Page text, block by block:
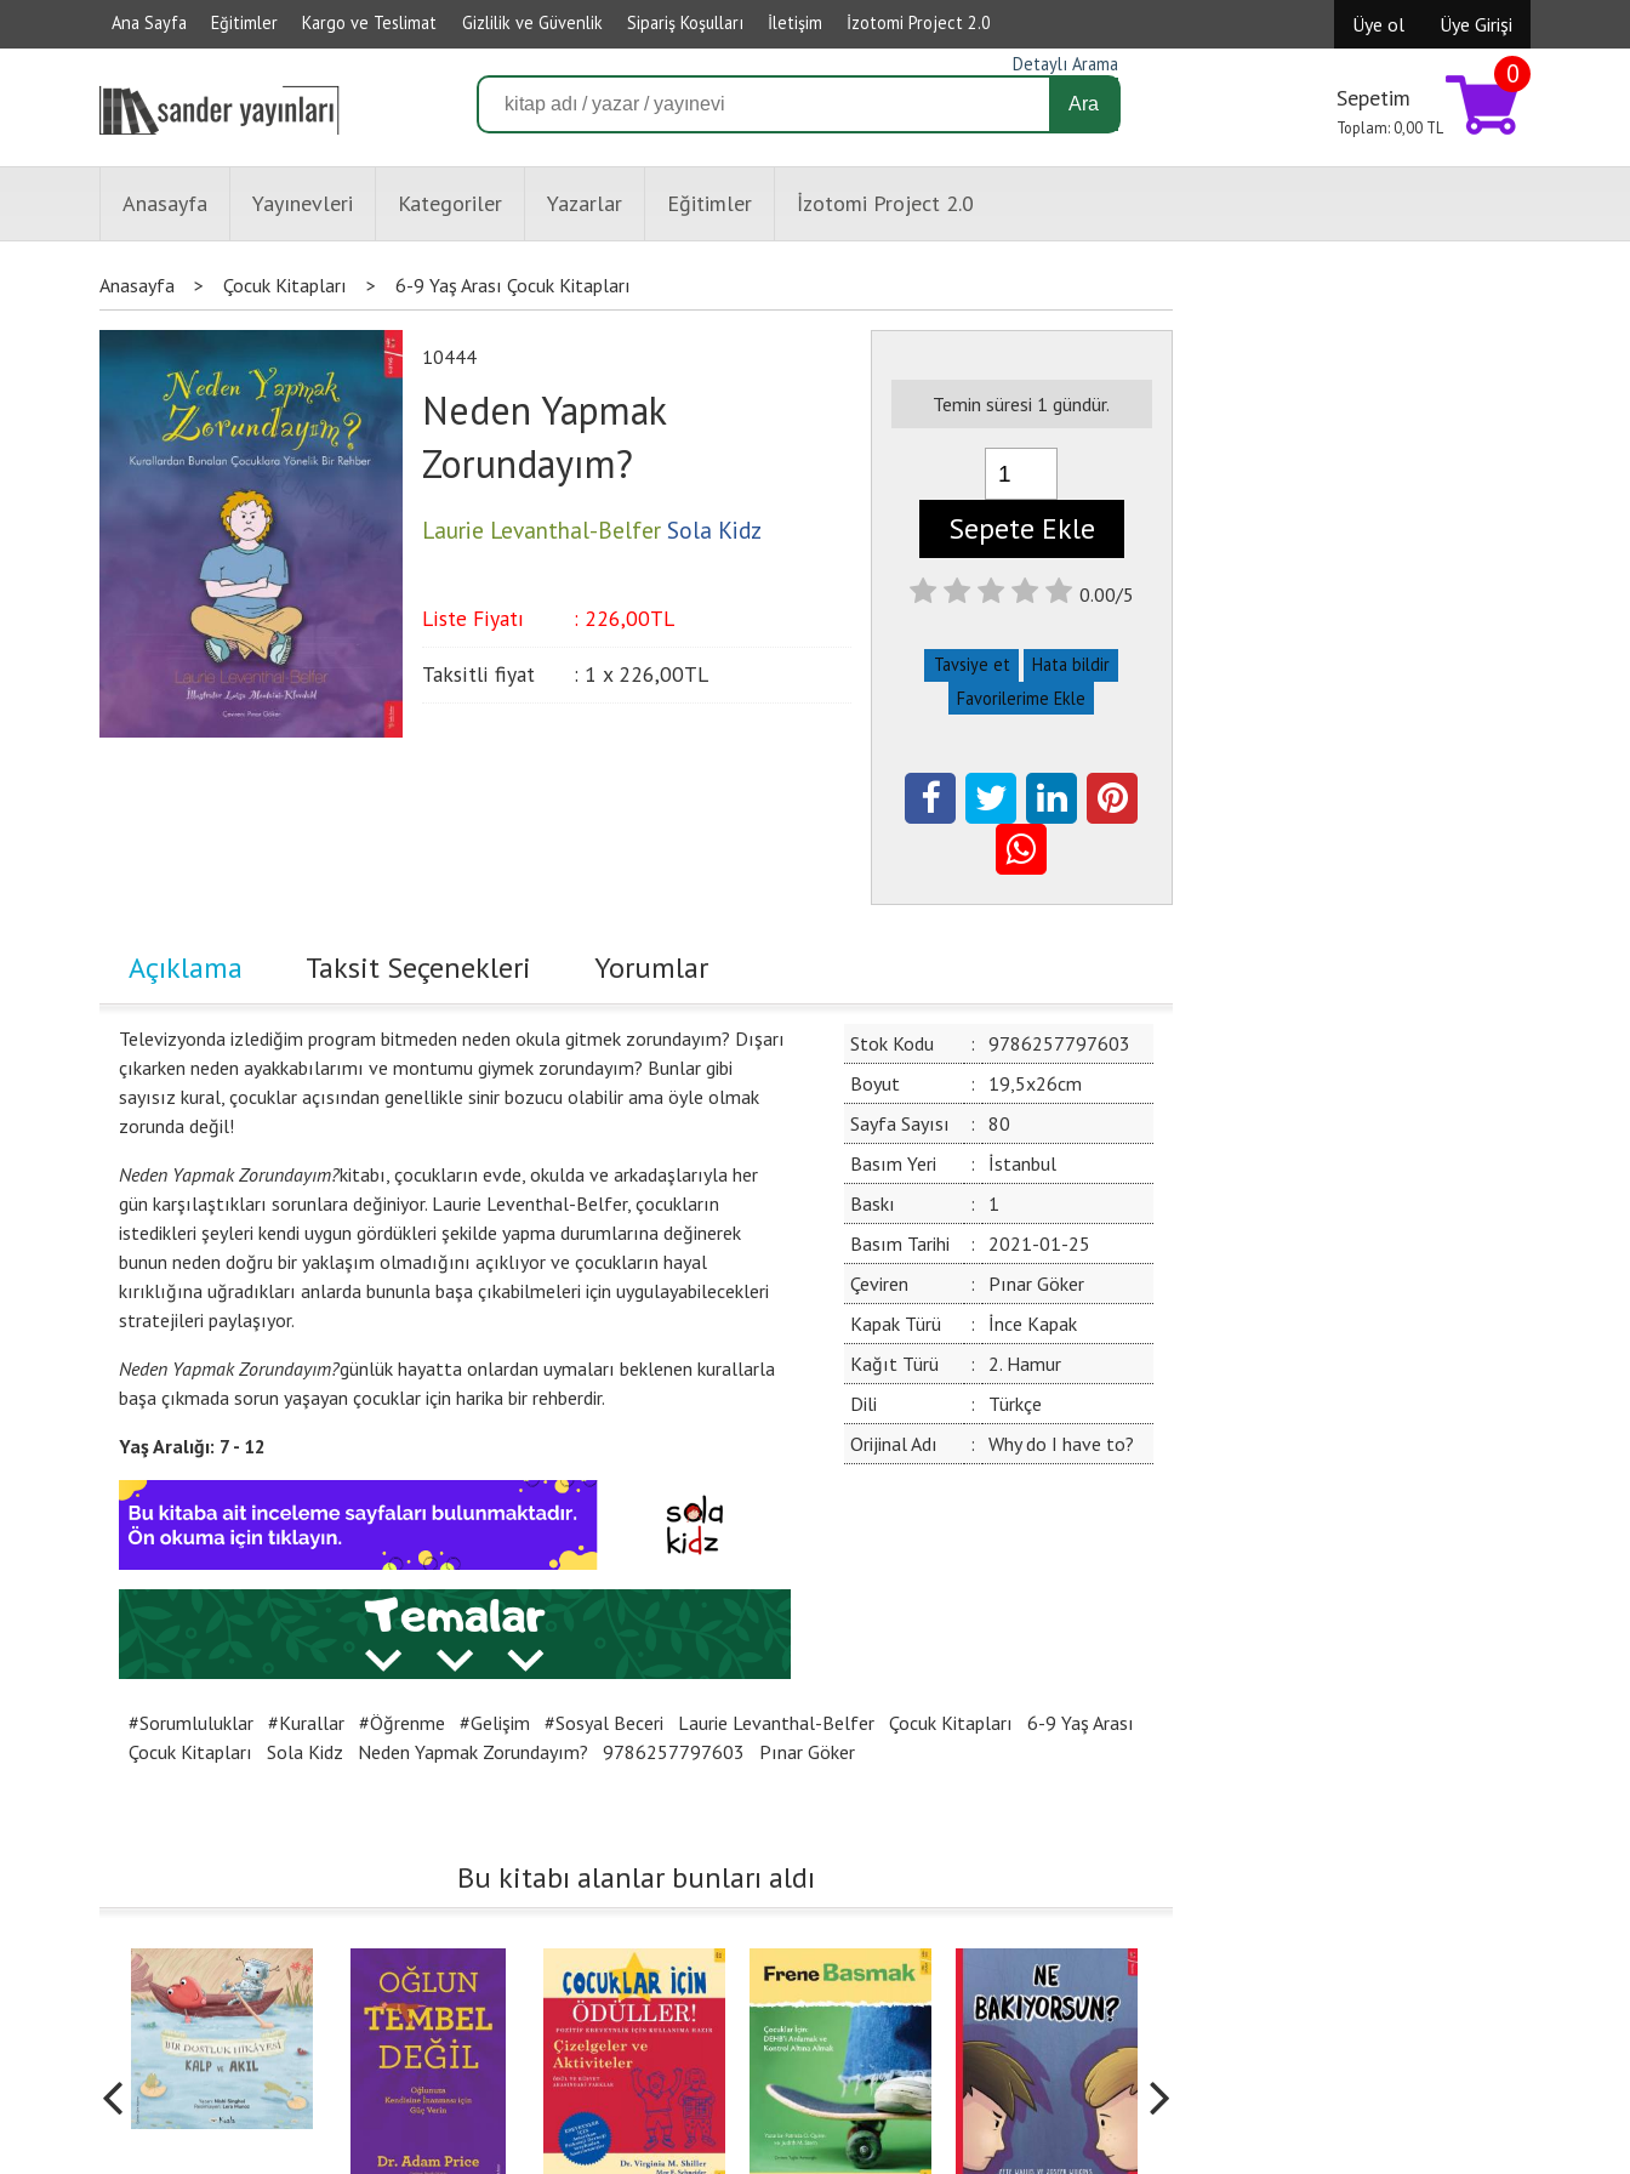
Ana Sayfa Eğitimler Kargo ve Teslimat Gizlilik ve Güvenlik Sipariş Koşulları İletişim İzotomi Project 2.0 Üye ol Üye Girişi
Ara
Detaylı Arama
Sepetim
0
Toplam: 0,00 TL
Anasayfa Yayınevleri Kategoriler Yazarlar Eğitimler İzotomi Project 2.0
Anasayfa > Çocuk Kitapları > 6-9 Yaş Arası Çocuk Kitapları
10444
Neden Yapmak
Zorundayım?
Laurie Levanthal-Belfer Sola Kidz
Liste Fiyatı : 226,00TL
Taksitli fiyat : 1 x 226,00TL
Temin süresi 1 gündür.
Sepete Ekle
0.00/5
Tavsiye et
Hata bildir
Favorilerime Ekle
Açıklama Taksit Seçenekleri Yorumlar
Televizyonda izlediğim program bitmeden neden okula gitmek zorundayım? Dışarı
çıkarken neden ayakkabılarımı ve montumu giymek zorundayım? Bunlar gibi
sayısız kural, çocuklar açısından genellikle sinir bozucu olabilir ama öyle olmak
zorunda değil!
Neden Yapmak Zorundayım?kitabı, çocukların evde, okulda ve arkadaşlarıyla her
gün karşılaştıkları sorunlara değiniyor. Laurie Leventhal-Belfer, çocukların
istedikleri şeyleri kendi uygun gördükleri şekilde yapma durumlarına değinerek
bunun neden doğru bir yaklaşım olmadığını açıklıyor ve çocukların hayal
kırıklığına uğradıkları anlarda bununla başa çıkabilmeleri için uygulayabilecekleri
stratejileri paylaşıyor.
Neden Yapmak Zorundayım?günlük hayatta onlardan uymaları beklenen kurallarla
başa çıkmada sorun yaşayan çocuklar için harika bir rehberdir.
Yaş Aralığı: 7 - 12
Stok Kodu : 9786257797603
Boyut
:
19,5x26cm
Sayfa Sayısı
: 80
Basım Yeri
:
İstanbul
Baskı
:
1
Basım Tarihi
:
2021-01-25
Çeviren
:
Pınar Göker
Kapak Türü
:
İnce Kapak
Kağıt Türü
:
2. Hamur
Dili
:
Türkçe
Orijinal Adı
: Why do I have to?
#Sorumluluklar #Kurallar #Öğrenme #Gelişim #Sosyal Beceri Laurie Levanthal-Belfer Çocuk Kitapları
6-9 Yaş Arası
Çocuk Kitapları
Sola Kidz Neden Yapmak Zorundayım? 9786257797603 Pınar Göker
Bu kitabı alanlar bunları aldı